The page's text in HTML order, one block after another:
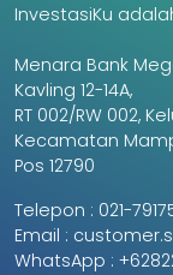
InvestasiKu
Menara Bank
Kavling 12-14A,
RT 002/RW 002,
Kecamatan
Pos 12790
Telepon : 021-
Email :
WhatsApp :